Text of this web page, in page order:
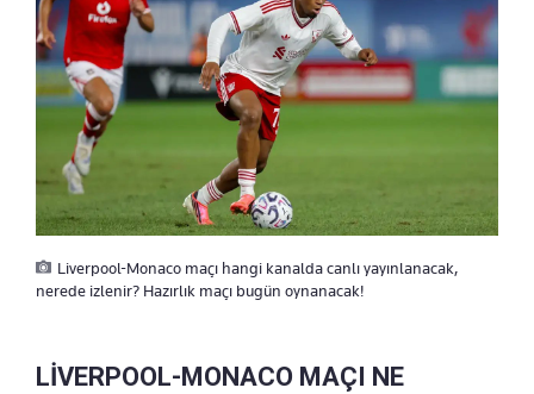
Liverpool-Monaco maçı hangi kanalda canlı yayınlanacak,
nerede izlenir? Hazırlık maçı bugün oynanacak!
LİVERPOOL-MONACO MAÇI NE